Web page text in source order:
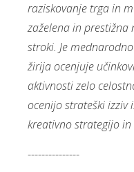
raziskovanje trga in
zaželena in prestižna
stroki. Je
žirija ocenjuje
aktivnosti zelo
ocenijo strateški izziv
kreativno strategijo in
---------------